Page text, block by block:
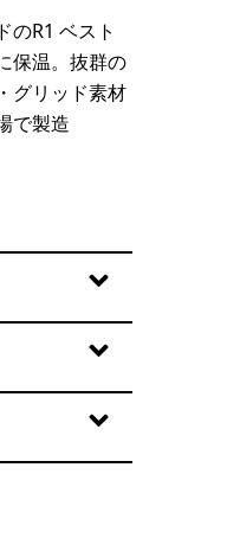
のR1 ベスト
保温。抜群の
グリッド素材
で製造